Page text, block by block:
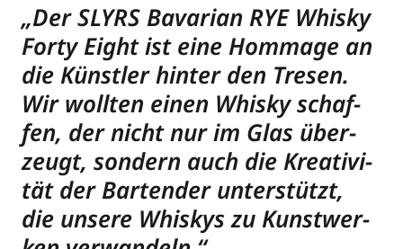
„Der SLYRS Bava­ri­an RYE Whis­ky
For­ty Eight ist eine Hom­mage an
die Künst­ler hin­ter den Tre­sen.
Wir woll­ten einen Whis­ky schaf­
fen, der nicht nur im Glas über­
zeugt, son­dern auch die Krea­ti­vi­
tät der Bar­ten­der unter­stützt,
die unse­re Whis­kys zu Kunst­wer­